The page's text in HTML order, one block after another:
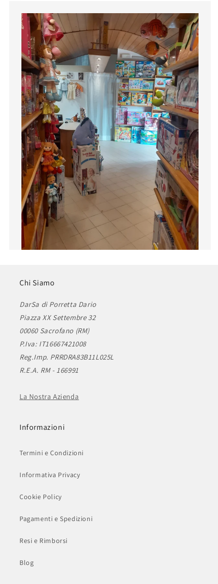
Chi Siamo
DarSa di Porretta Dario
Piazza XX Settembre 32
00060 Sacrofano (RM)
P.Iva: IT16667421008
Reg.Imp. PRRDRA83B11L025L
R.E.A. RM - 166991
La Nostra Azienda
Informazioni
Termini e Condizioni
Informativa Privacy
Cookie Policy
Pagamenti e Spedizioni
Resi e Rimborsi
Blog